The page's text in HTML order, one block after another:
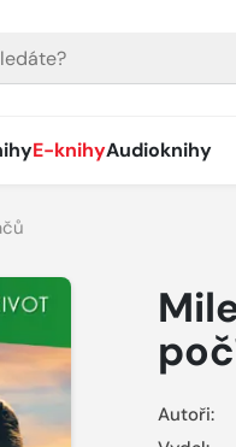
E-knihyAudioknihy
Autoři: